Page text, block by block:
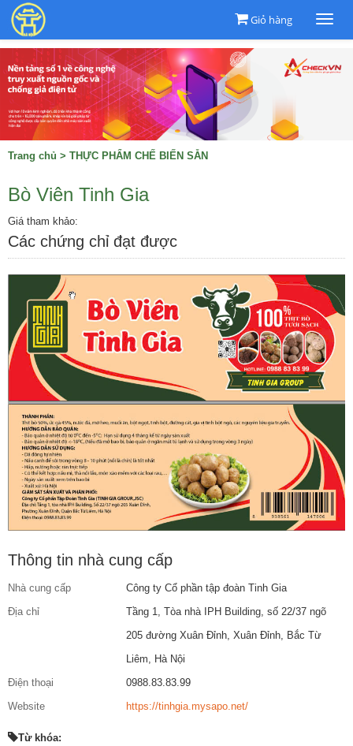
Giỏ hàng
Trang chủ > THỰC PHẨM CHẾ BIẾN SẴN
Bò Viên Tinh Gia
Giá tham khảo:
Các chứng chỉ đạt được
Thông tin nhà cung cấp
Nhà cung cấp
Công ty Cổ phần tập đoàn Tinh Gia
Địa chỉ
Tầng 1, Tòa nhà IPH Building, số 22/37 ngõ
205 đường Xuân Đỉnh, Xuân Đỉnh, Bắc Từ
Liêm, Hà Nội
Điện thoại
0988.83.83.99
Website
https://tinhgia.mysapo.net/
Từ khóa: